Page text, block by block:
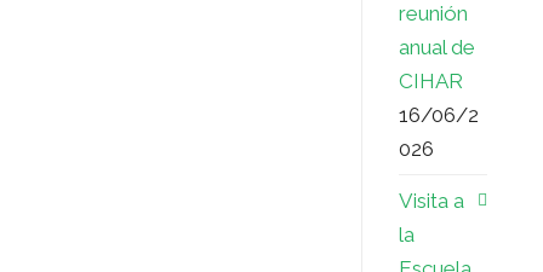
reunión
anual de
CIHAR
16/06/2
026
Visita a
la